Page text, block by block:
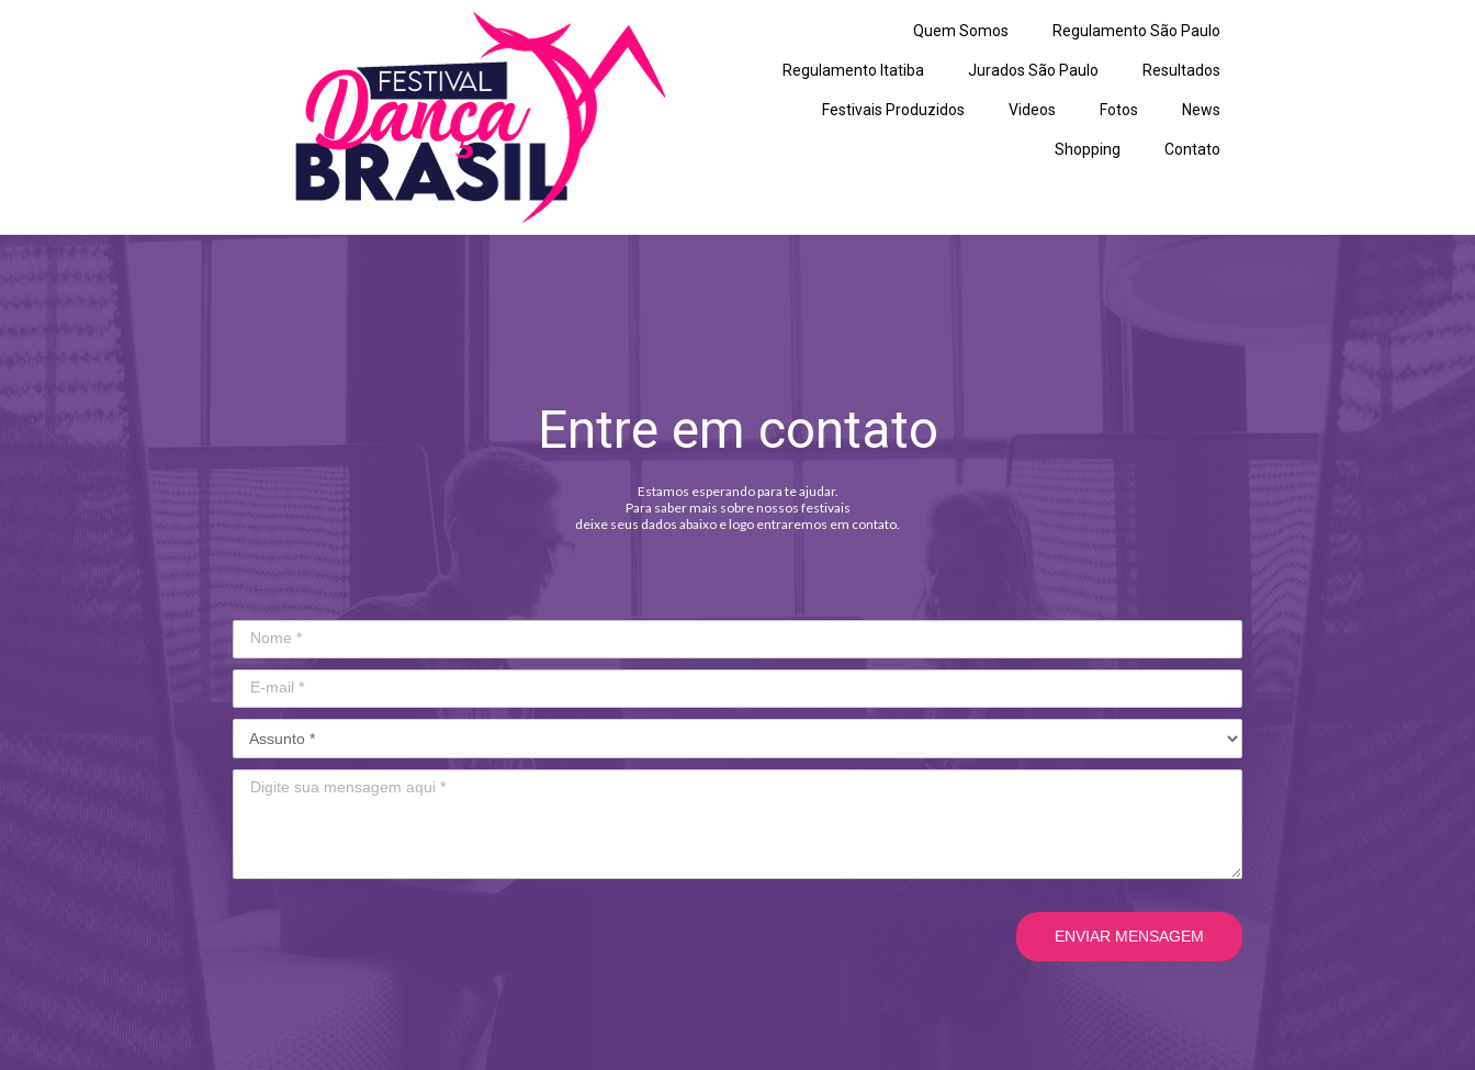
Quem Somos Regulamento São Paulo
Regulamento Itatiba Jurados São Paulo Resultados
Festivais Produzidos Videos Fotos News
Shopping Contato
Entre em contato
Estamos esperando para te ajudar.
Para saber mais sobre nossos festivais
deixe seus dados abaixo e logo entraremos em contato.
ENVIAR MENSAGEM